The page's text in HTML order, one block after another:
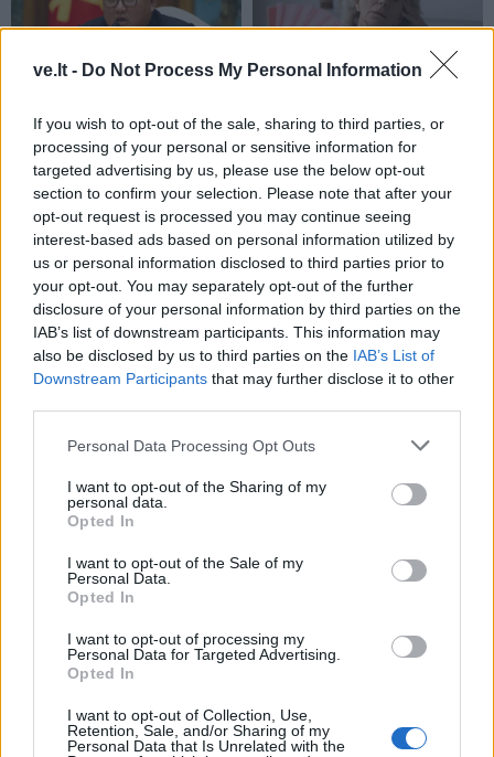
ve.lt - Do Not Process My Personal Information
If you wish to opt-out of the sale, sharing to third parties, or
processing of your personal or sensitive information for
targeted advertising by us, please use the below opt-out
section to confirm your selection. Please note that after your
opt-out request is processed you may continue seeing
interest-based ads based on personal information utilized by
us or personal information disclosed to third parties prior to
your opt-out. You may separately opt-out of the further
disclosure of your personal information by third parties on the
IAB’s list of downstream participants. This information may
also be disclosed by us to third parties on the IAB’s List of
Downstream Participants that may further disclose it to other
Personal Data Processing Opt Outs
I want to opt-out of the Sharing of my
personal data.
Opted In
I want to opt-out of the Sale of my
Personal Data.
Opted In
I want to opt-out of processing my
Personal Data for Targeted Advertising.
Opted In
I want to opt-out of Collection, Use,
Retention, Sale, and/or Sharing of my
Personal Data that Is Unrelated with the
Japonijai
persiginkluojant, Šiaurės
Korėja perspėjo, kad gali
imtis karinių priemonių
Liepa Prancūzijoje buvo
karščiausias mėnuo nuo
stebėjimų pradžios
NAUJI